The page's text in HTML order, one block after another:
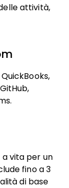
attività,
vita per un
fino a 3
di base